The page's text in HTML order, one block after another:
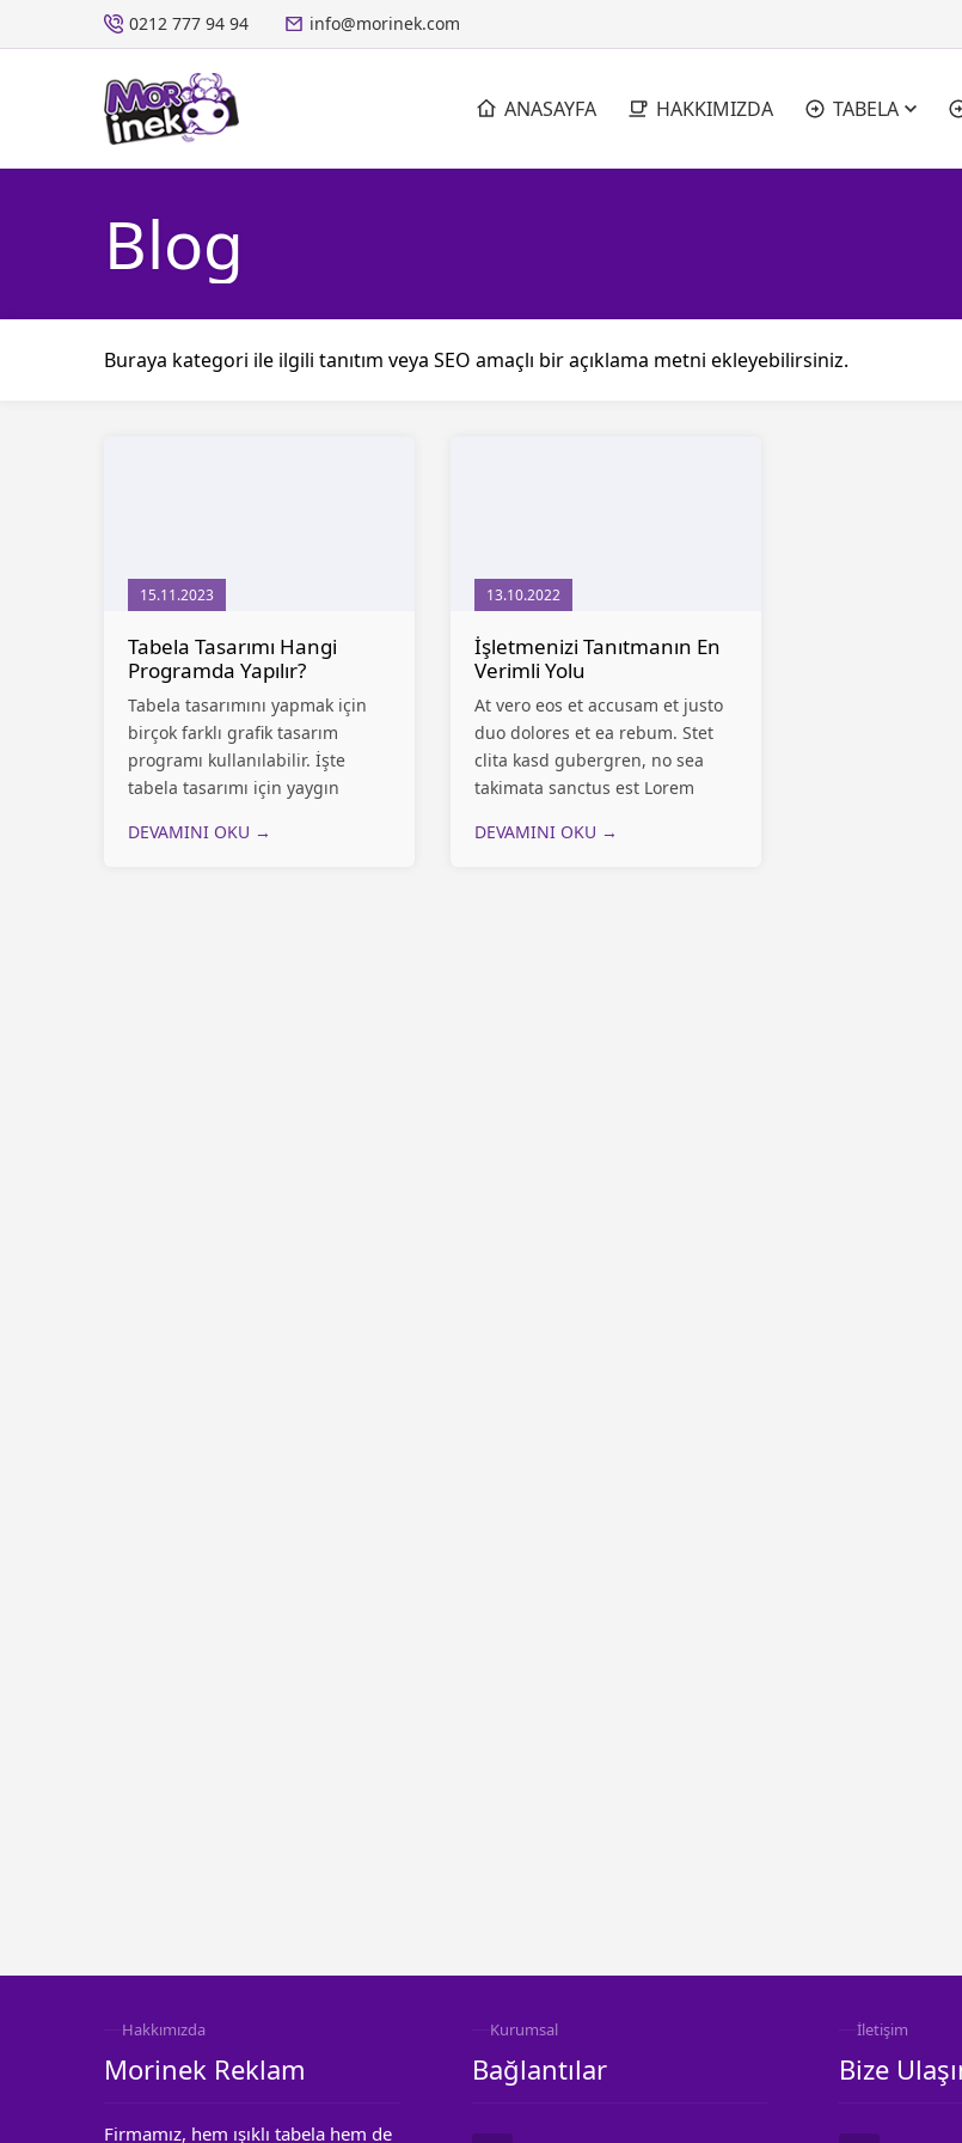
0212 777 94 94 info@morinek.com
ANASAYFA HAKKIMIZDA TABELA
Blog
Buraya kategori ile ilgili tanıtım veya SEO amaçlı bir açıklama metni ekleyebilirsiniz.
15.11.2023
Tabela Tasarımı Hangi
Programda Yapılır?
Tabela tasarımını yapmak için
birçok farklı grafik tasarım
programı kullanılabilir. İşte
tabela tasarımı için yaygın
programlar: Hangi programın
DEVAMINI OKU →
13.10.2022
İşletmenizi Tanıtmanın En
Verimli Yolu
At vero eos et accusam et justo
duo dolores et ea rebum. Stet
clita kasd gubergren, no sea
takimata sanctus est Lorem
ipsum dolor sit amet, consetetur
DEVAMINI OKU →
Hakkımızda
Morinek Reklam
Firmamız, hem ışıklı tabela hem de
Kurumsal
Bağlantılar
İletişim
Bize